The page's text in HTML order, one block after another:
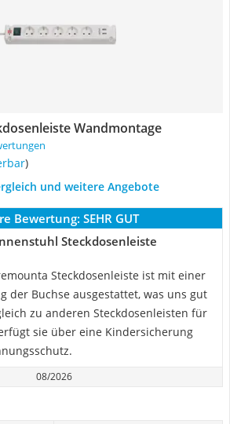
Wandmontage
)
und weitere Angebote
Bewertung: SEHR GUT
Steckdosenleiste
Steckdosenleiste ist mit einer
der Buchse ausgestattet, was uns gut
zu anderen Steckdosenleisten für
sie über eine Kindersicherung
08/2026